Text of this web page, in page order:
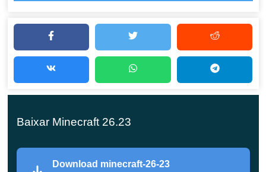
tela enchia de blocos escuros com a nova iluminação,
esta versão é a resposta. É um build de manutenção —
sem novas funcionalidades, só as coisas quebradas
consertadas — então atualizar é de baixo risco e vale a
Baixar Minecraft 26.23
Download minecraft-26-23